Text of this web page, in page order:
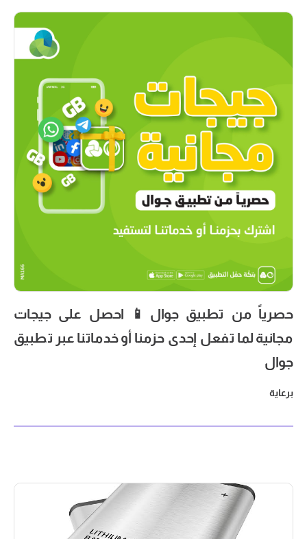
حصرياً من تطبيق جوال📱 احصل على جيجات
مجانية لما تفعل إحدى حزمنا أو خدماتنا عبر تطبيق
جوال
برعاية